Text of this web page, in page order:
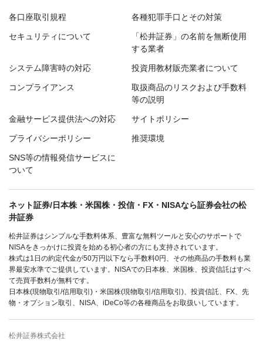
各口座取引規程 各種犯罪手口とその対策
セキュリティについて
「松井証券」の名前を無断使用
する業者
システム障害時の対応 投資用教材販売業者について
コンプライアンス
取扱商品のリスクおよび手数料
等の説明
金融サービス提供法への対応 サイトポリシー
プライバシーポリシー 推奨環境
SNS等の情報発信サービスに
ついて
ネット証券/日本株・米国株・投信・FX・NISAなら証券会社の松
井証券
松井証券はシンプルな手数料体系、豊富な無料ツールと安心のサポートで
NISAをきっかけに投資を始める初心者の方にも支持されています。
株式は1日の約定代金が50万円以下なら手数料0円、その他商品の手数料も業
界最安水準でご提供しています。NISAでの日本株、米国株、投資信託はすべ
て売買手数料が無料です。
日本株(現物取引/信用取引)・米国株(現物取引/信用取引)、投資信託、FX、先
物・オプション取引、NISA、iDeCo等の各種商品をお取扱いしています。
松井証券株式会社